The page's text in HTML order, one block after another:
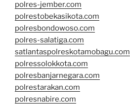
polres-jember.com
polrestobekasikota.com
polresbondowoso.com
polres-salatiga.com
satlantaspolreskotamobagu.com
polressolokkota.com
polresbanjarnegara.com
polrestarakan.com
polresnabire.com